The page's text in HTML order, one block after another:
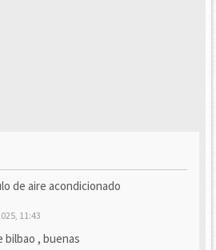
de aire acondicionado
11:43
bilbao , buenas